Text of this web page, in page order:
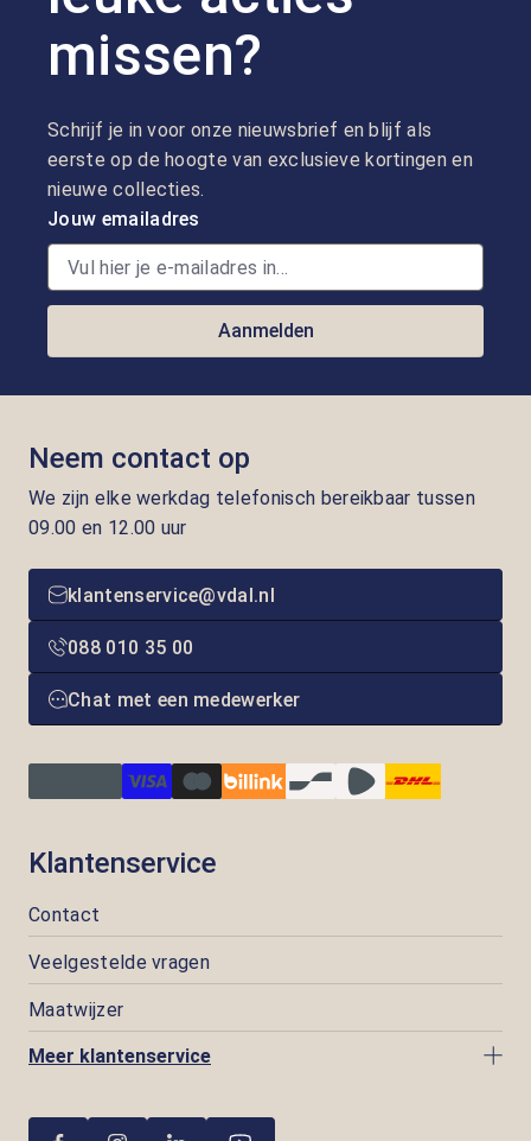
missen?
Schrijf je in voor onze nieuwsbrief en blijf als
eerste op de hoogte van exclusieve kortingen en
nieuwe collecties.
Jouw emailadres
Aanmelden
Neem contact op
We zijn elke werkdag telefonisch bereikbaar tussen
09.00 en 12.00 uur
klantenservice@vdal.nl
088 010 35 00
Chat met een medewerker
Klantenservice
Contact
Veelgestelde vragen
Maatwijzer
Meer klantenservice